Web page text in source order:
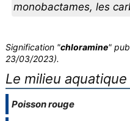
monobactames, les
Signification "chloramine"
23/03/2023).
Le milieu aquatique
Poisson rouge